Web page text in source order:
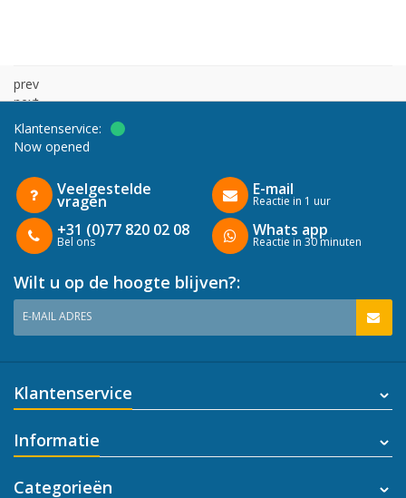
prev
next
Klantenservice:
Now opened
Veelgestelde
vragen
+31 (0)77 820 02 08
Bel ons
E-mail
Reactie in 1 uur
Whats app
Reactie in 30 minuten
Wilt u op de hoogte blijven?:
E-MAIL ADRES
Klantenservice
Informatie
Categorieën